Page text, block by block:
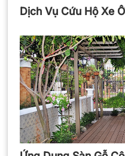
Dịch Vụ Cứu Hộ Xe